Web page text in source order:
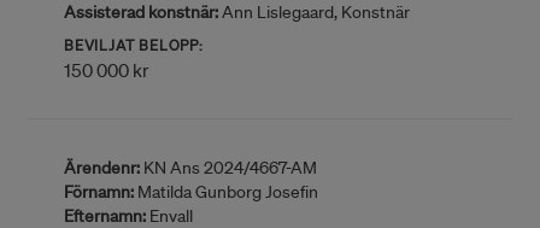
Assisterad konstnär:Ann Lislegaard, Konstnär
BEVILJAT BELOPP:
150 000 kr
Ärendenr: KN Ans 2024/4667-AM
Förnamn: Matilda Gunborg Josefin
Efternamn: Envall